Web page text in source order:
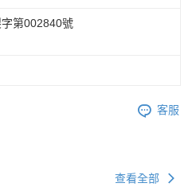
第002840號
客服
查看全部